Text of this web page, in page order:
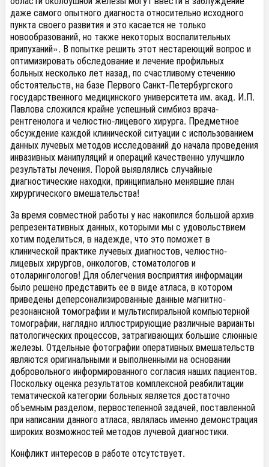
даже самого опытного диагноста относительно исходного
пункта своего развития и это касается не только
новообразований, но также некоторых воспалительных
припуханий». В попытке решить этот нестареющий вопрос и
оптимизировать обследование и лечение профильных
больных несколько лет назад, по счастливому стечению
обстоятельств, на базе Первого Санкт-Петербургского
государственного медицинского университета им. акад. И.П.
Павлова сложился крайне успешный симбиоз врача-
рентгенолога и челюстно-лицевого хирурга. Предметное
обсуждение каждой клинической ситуации с использованием
данных лучевых методов исследований до начала проведения
инвазивных манипуляций и операций качественно улучшило
результаты лечения. Порой выявлялись случайные
диагностические находки, принципиально менявшие план
хирургического вмешательства!
За время совместной работы у нас накопился большой архив
репрезентативных данных, которыми мы с удовольствием
хотим поделиться, в надежде, что это поможет в
клинической практике лучевых диагностов, челюстно-
лицевых хирургов, онкологов, стоматологов и
отоларингологов! Для облегчения восприятия информации
было решено представить ее в виде атласа, в котором
приведены деперсонализированные данные магнитно-
резонансной томографии и мультиспиральной компьютерной
томографии, наглядно иллюстрирующие различные варианты
патологических процессов, затрагивающих большие слюнные
железы. Отдельные фотографии оперативных вмешательств
являются оригинальными и выполненными на основании
добровольного информированного согласия наших пациентов.
Поскольку оценка результатов комплексной реабилитации
тематической категории больных является достаточно
объемным разделом, первостепенной задачей, поставленной
при написании данного атласа, являлась именно демонстрация
широких возможностей методов лучевой диагностики.
Конфликт интересов в работе отсутствует.